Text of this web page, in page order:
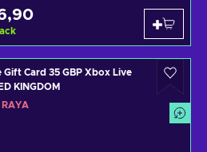
Gift Card 35 GBP Xbox Live
KINGDOM
RAYA